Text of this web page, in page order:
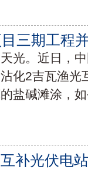
三期工程
光。近日，
化2吉瓦渔光
盐碱滩涂，
补光伏电